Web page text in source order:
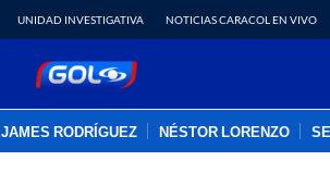
UNIDAD INVESTIGATIVA NOTICIAS CARACOL EN VIVO
JAMES RODRÍGUEZ NÉSTOR LORENZO